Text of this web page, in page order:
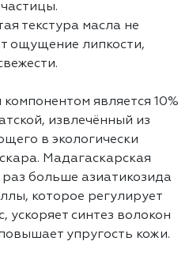
текстура масла не
ощущение липкости,
является 10%
извлечённый из
в экологически
Мадагаскарская
больше азиатикозида
которое регулирует
синтез волокон
упругость кожи.